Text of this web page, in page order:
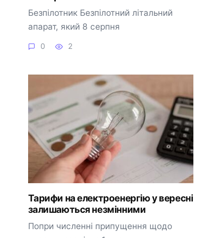
Безпілотник Безпілотний літальний
апарат, який 8 серпня
0 2
Тарифи на електроенергію у вересні
залишаються незмінними
Попри численні припущення щодо